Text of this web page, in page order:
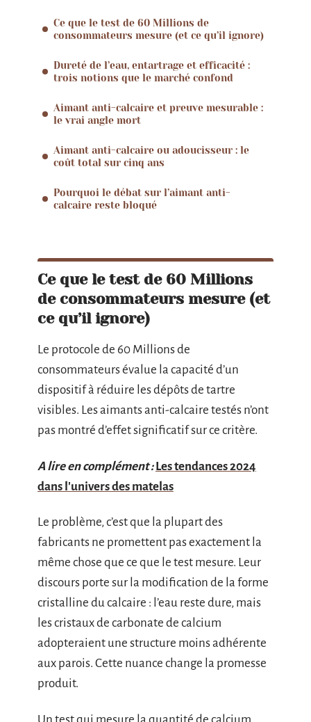
Ce que le test de 60 Millions de
consommateurs mesure (et ce qu’il ignore)
Dureté de l’eau, entartrage et efficacité :
trois notions que le marché confond
Aimant anti-calcaire et preuve mesurable :
le vrai angle mort
Aimant anti-calcaire ou adoucisseur : le
coût total sur cinq ans
Pourquoi le débat sur l’aimant anti-
calcaire reste bloqué
Ce que le test de 60 Millions
de consommateurs mesure (et
ce qu’il ignore)
Le protocole de 60 Millions de
consommateurs évalue la capacité d’un
dispositif à réduire les dépôts de tartre
visibles. Les aimants anti-calcaire testés n’ont
pas montré d’effet significatif sur ce critère.
A lire en complément : Les tendances 2024
dans l'univers des matelas
Le problème, c’est que la plupart des
fabricants ne promettent pas exactement la
même chose que ce que le test mesure. Leur
discours porte sur la modification de la forme
cristalline du calcaire : l’eau reste dure, mais
les cristaux de carbonate de calcium
adopteraient une structure moins adhérente
aux parois. Cette nuance change la promesse
produit.
Un test qui mesure la quantité de calcium